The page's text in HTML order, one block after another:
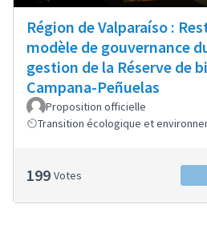
Région de Valparaíso :
modèle de gouvernance
gestion de la Réserve de
Campana-Peñuelas
Proposition officielle
Transition écologique et
199 Votes